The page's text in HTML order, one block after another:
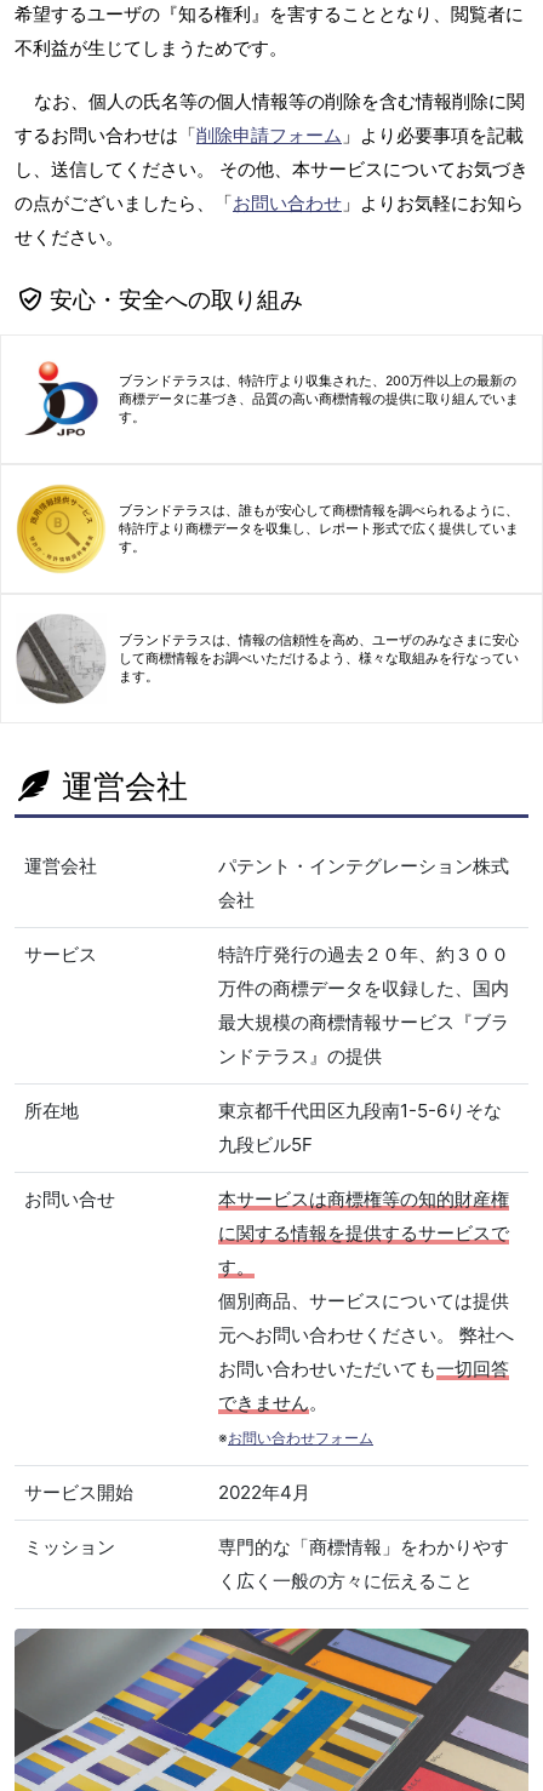
希望するユーザの『知る権利』を害することとなり、閲覧者に
不利益が生じてしまうためです。
なお、個人の氏名等の個人情報等の削除を含む情報削除に関
するお問い合わせは「削除申請フォーム 」より必要事項を記載
し、送信してください。 その他、本サービスについてお気づき
の点がございましたら、「お問い合わせ 」よりお気軽にお知ら
せください。
安心・安全への取り組み
ブランドテラスは、特許庁より収集された、200万件以上の最新の
商標データに基づき、品質の高い商標情報の提供に取り組んでいま
す。
ブランドテラスは、誰もが安心して商標情報を調べられるように、
特許庁より商標データを収集し、レポート形式で広く提供していま
す。
ブランドテラスは、情報の信頼性を高め、ユーザのみなさまに安心
して商標情報をお調べいただけるよう、様々な取組みを行なってい
ます。
運営会社
運営会社
パテント・インテグレーション株式
会社
サービス
特許庁発行の過去２０年、約３００
万件の商標データを収録した、国内
最大規模の商標情報サービス『ブラ
ンドテラス』の提供
所在地
東京都千代田区九段南1-5-6りそな
九段ビル5F
お問い合せ
本サービスは商標権等の知的財産権
に関する情報を提供するサービスで
す。
個別商品、サービスについては提供
元へお問い合わせください。 弊社へ
お問い合わせいただいても一切回答
できません。
※お問い合わせフォーム
サービス開始 2022年4月
ミッション
専門的な「商標情報」をわかりやす
く広く一般の方々に伝えること